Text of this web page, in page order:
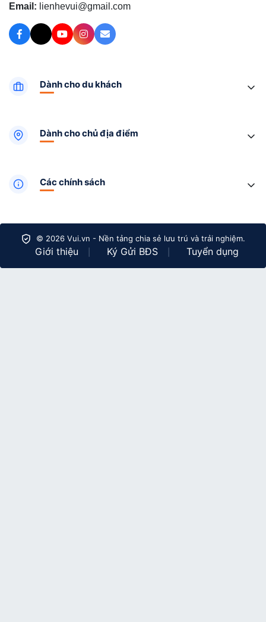
Email: lienhevui@gmail.com
Dành cho du khách
Dành cho chủ địa điểm
Các chính sách
© 2026 Vui.vn - Nền tảng chia sẻ lưu trú và trải nghiệm.
Giới thiệu Ký Gửi BĐS Tuyển dụng